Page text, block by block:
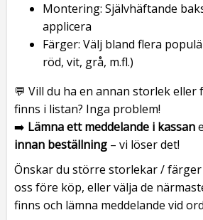
Montering: Självhäftande
applicera
Färger: Välj bland flera
röd, vit, grå, m.fl.)
💬 Vill du ha en annan storlek eller
finns i listan? Inga problem!
➡️ Lämna ett meddelande i kassan
innan beställning – vi löser det!
Önskar du större storlekar / färger
oss före köp, eller välja de
finns och lämna meddelande vid